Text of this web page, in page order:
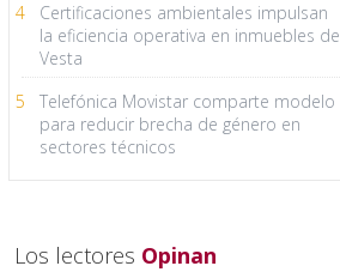
4
Certificaciones ambientales impulsan
la eficiencia operativa en inmuebles de
Vesta
5
Telefónica Movistar comparte modelo
para reducir brecha de género en
sectores técnicos
Los lectores Opinan